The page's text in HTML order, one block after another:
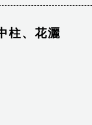
柱、花灑